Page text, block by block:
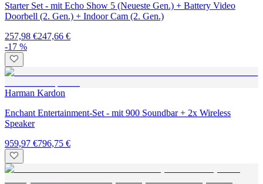
Starter Set - mit Echo Show 5 (Neueste Gen.) + Battery Video
Doorbell (2. Gen.) + Indoor Cam (2. Gen.)
257,98 €247,66 €
-17 %
Harman Kardon
Enchant Entertainment-Set - mit 900 Soundbar + 2x Wireless
Speaker
959,97 €796,75 €